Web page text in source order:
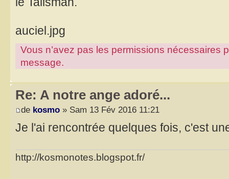
auciel.jpg
Vous n’avez pas les permissions nécessaires
message.
Re: A notre ange adoré...
de kosmo » Sam 13 Fév 2016 11:21
Je l'ai rencontrée quelques fois, c'est
http://kosmonotes.blogspot.fr/